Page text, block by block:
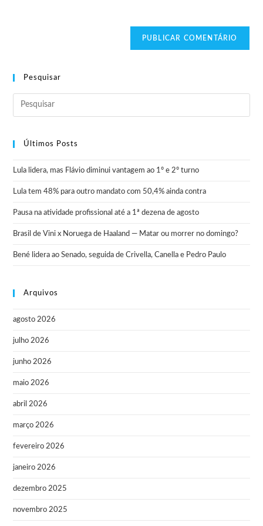
Pesquisar
Últimos Posts
Lula lidera, mas Flávio diminui vantagem ao 1º e 2º turno
Lula tem 48% para outro mandato com 50,4% ainda contra
Pausa na atividade profissional até a 1ª dezena de agosto
Brasil de Vini x Noruega de Haaland — Matar ou morrer no domingo?
Bené lidera ao Senado, seguida de Crivella, Canella e Pedro Paulo
Arquivos
agosto 2026
julho 2026
junho 2026
maio 2026
abril 2026
março 2026
fevereiro 2026
janeiro 2026
dezembro 2025
novembro 2025